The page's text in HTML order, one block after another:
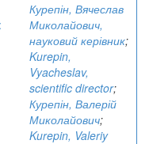
Курепін, Вячеслав
Миколайович,
науковий керівник;
Kurepin,
Vyacheslav,
scientific director;
Курепін, Валерій
Миколайович;
Kurepin, Valeriy